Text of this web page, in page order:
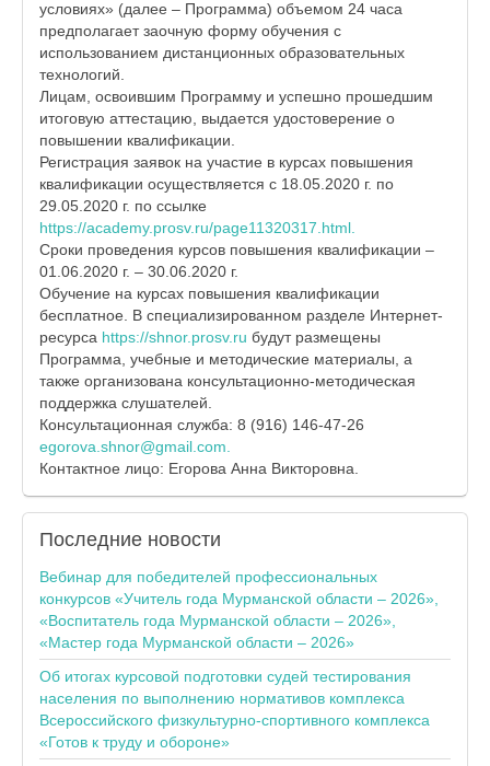
условиях» (далее – Программа) объемом 24 часа
предполагает заочную форму обучения с
использованием дистанционных образовательных
технологий.
Лицам, освоившим Программу и успешно прошедшим
итоговую аттестацию, выдается удостоверение о
повышении квалификации.
Регистрация заявок на участие в курсах повышения
квалификации осуществляется с 18.05.2020 г. по
29.05.2020 г. по ссылке
https://academy.prosv.ru/page11320317.html.
Сроки проведения курсов повышения квалификации –
01.06.2020 г. – 30.06.2020 г.
Обучение на курсах повышения квалификации
бесплатное. В специализированном разделе Интернет-
ресурса https://shnor.prosv.ru будут размещены
Программа, учебные и методические материалы, а
также организована консультационно-методическая
поддержка слушателей.
Консультационная служба: 8 (916) 146-47-26
egorova.shnor@gmail.com
Контактное лицо: Егорова Анна Викторовна.
Последние новости
Вебинар для победителей профессиональных
конкурсов «Учитель года Мурманской области – 2026»,
«Воспитатель года Мурманской области – 2026»,
«Мастер года Мурманской области – 2026»
Об итогах курсовой подготовки судей тестирования
населения по выполнению нормативов комплекса
Всероссийского физкультурно-спортивного комплекса
«Готов к труду и обороне»